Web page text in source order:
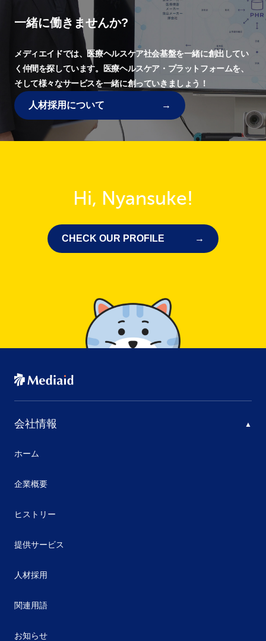
一緒に働きませんか?
メディエイドでは、医療ヘルスケア社会基盤を一緒に創出してい
く仲間を探しています。
医療ヘルスケア・プラットフォームを、
そして様々なサービスを一緒に創っていきましょう！
人材採用について
Hi, Nyansuke!
CHECK OUR PROFILE
会社情報
ホーム
企業概要
ヒストリー
提供サービス
人材採用
関連用語
お知らせ